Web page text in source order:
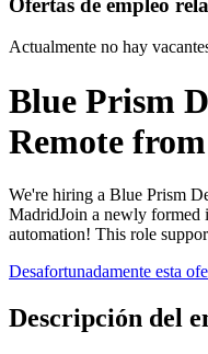
Actualmente no hay
Blue Prism
Remote
We're hiring a Blue Prism
MadridJoin a newly formed
automation! This role
Desafortunadamente esta
Descripción del